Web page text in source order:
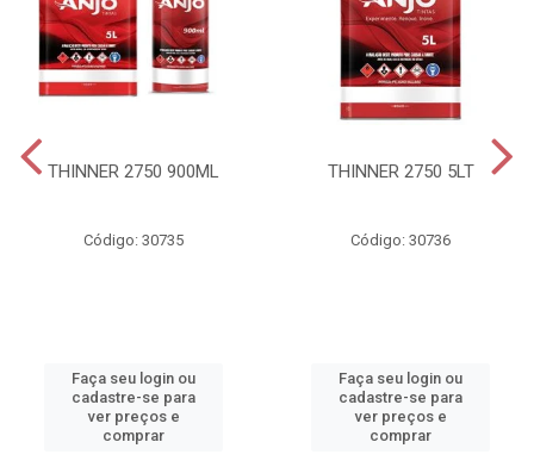
THINNER 2750 900ML
Código: 30735
Faça seu login ou
cadastre-se para
ver preços e
comprar
THINNER 2750 5LT
Código: 30736
Faça seu login ou
cadastre-se para
ver preços e
comprar